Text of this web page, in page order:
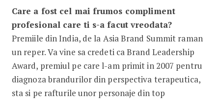
Care a fost cel mai frumos compliment
profesional care ti s-a facut vreodata?
Premiile din India, de la Asia Brand Summit raman
un reper. Va vine sa credeti ca Brand Leadership
Award, premiul pe care l-am primit in 2007 pentru
diagnoza brandurilor din perspectiva terapeutica,
sta si pe rafturile unor personaje din top